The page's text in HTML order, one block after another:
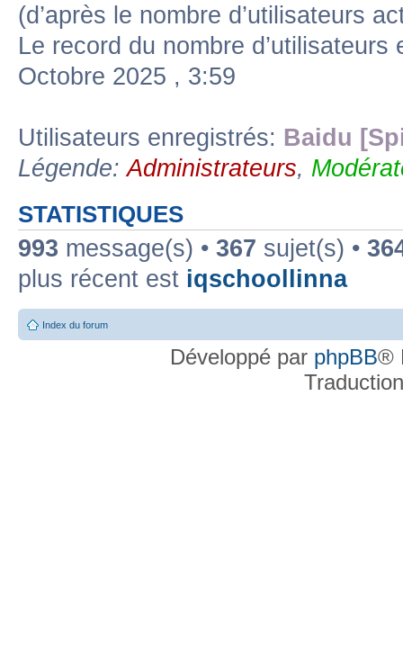
(d’après le nombre d’utilisateurs
Le record du nombre
Octobre 2025 , 3:59
Utilisateurs enregistrés: Baidu
Légende:Administrateurs,
STATISTIQUES
993 message(s) • 367 sujet(s) •
plus récent est iqschoollinna
Index du forum
Développé par phpBB®